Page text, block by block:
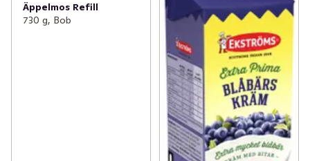
Äppelmos Refill
730 g, Bob